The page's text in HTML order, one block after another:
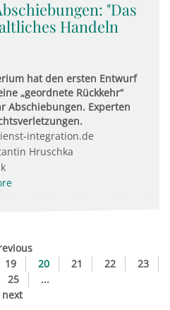
"Das
Handeln
hat den ersten Entwurf
„geordnete Rückkehr“
Abschiebungen. Experten
integration.de
Hruschka
19 20 21 22
23
25
...
next